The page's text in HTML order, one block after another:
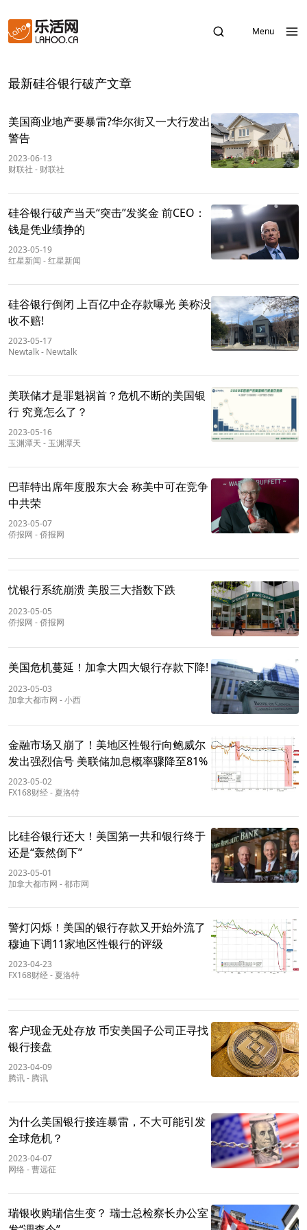
Menu
最新硅谷银行破产文章
美国商业地产要暴雷?华尔街又一大行发出
警告
2023-06-13
财联社 - 财联社
硅谷银行破产当天“突击”发奖金 前CEO：
钱是凭业绩挣的
2023-05-19
红星新闻 -红星新闻
硅谷银行倒闭 上百亿中企存款曝光 美称没
收不赔!
2023-05-17
Newtalk- Newtalk
美联储才是罪魁祸首？危机不断的美国银
行 究竟怎么了？
2023-05-16
玉渊潭天 - 玉渊潭天
巴菲特出席年度股东大会 称美中可在竞争
中共荣
2023-05-07
侨报网 -侨报网
忧银行系统崩溃 美股三大指数下跌
2023-05-05
侨报网 -侨报网
美国危机蔓延！加拿大四大银行存款下降!
2023-05-03
加拿大都市网 -小西
金融市场又崩了！美地区性银行向鲍威尔
发出强烈信号 美联储加息概率骤降至81%
2023-05-02
FX168财经- 夏洛特
比硅谷银行还大！美国第一共和银行终于
还是“轰然倒下”
2023-05-01
加拿大都市网 -都市网
警灯闪烁！美国的银行存款又开始外流了
穆迪下调11家地区性银行的评级
2023-04-23
FX168财经- 夏洛特
客户现金无处存放 币安美国子公司正寻找
银行接盘
2023-04-09
腾讯- 腾讯
为什么美国银行接连暴雷，不大可能引发
全球危机？
2023-04-07
网络 -曹远征
瑞银收购瑞信生变？ 瑞士总检察长办公室